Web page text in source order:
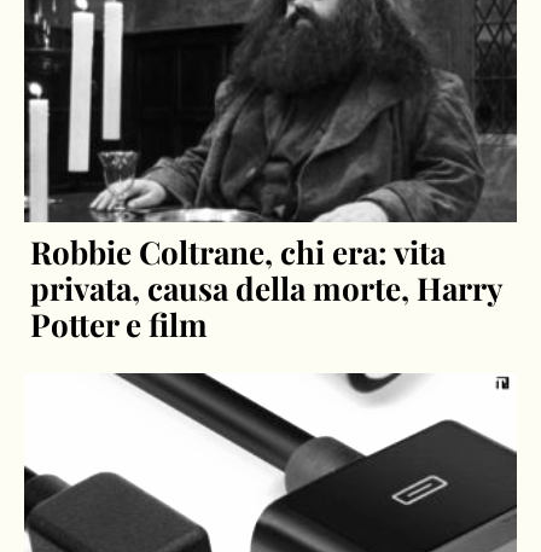
Robbie Coltrane, chi era: vita
privata, causa della morte, Harry
Potter e film